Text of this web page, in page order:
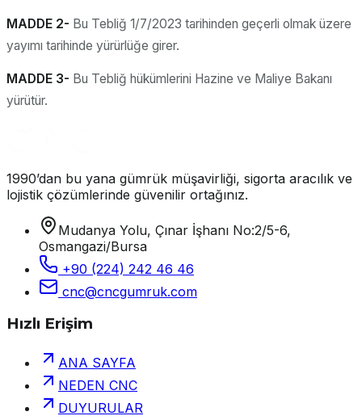
MADDE 2- Bu Tebliğ 1/7/2023 tarihinden geçerli olmak üzere
yayımı tarihinde yürürlüğe girer.
MADDE 3- Bu Tebliğ hükümlerini Hazine ve Maliye Bakanı
yürütür.
1990’dan bu yana gümrük müşavirliği, sigorta aracılık ve
lojistik çözümlerinde güvenilir ortağınız.
Mudanya Yolu, Çınar İşhanı No:2/5-6,
Osmangazi/Bursa
+90 (224) 242 46 46
cnc@cncgumruk.com
Hızlı Erişim
ANA SAYFA
NEDEN CNC
DUYURULAR